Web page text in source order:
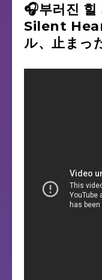
🎧부러진
Silent
ル、止ま